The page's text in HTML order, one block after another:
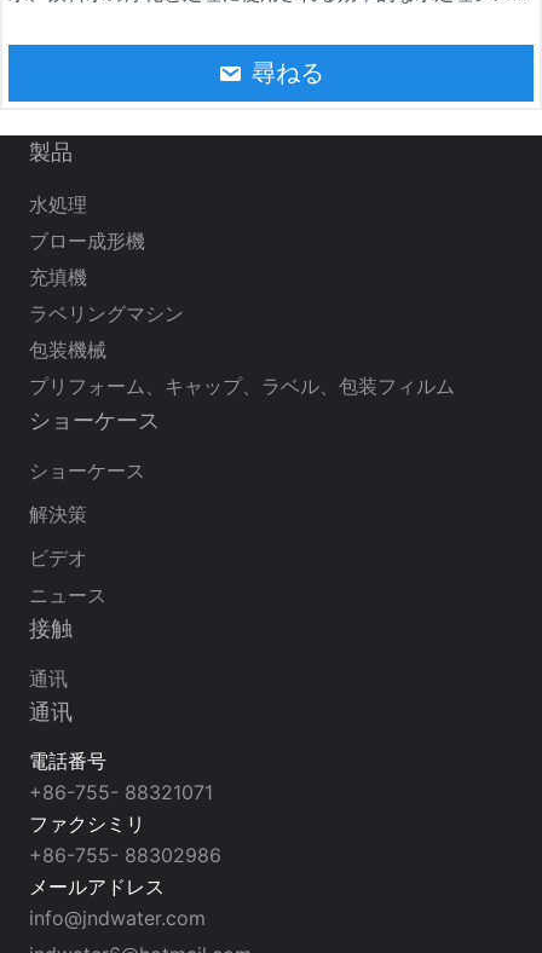
リア、ウイルス、その他の不純物を効果的に除去できる限外
ろ過技術を採用しています
尋ねる
製品
水処理
ブロー成形機
充填機
ラベリングマシン
包装機械
プリフォーム、キャップ、ラベル、包装フィルム
ショーケース
ショーケース
解決策
ビデオ
ニュース
接触
通讯
通讯
電話番号
+86-755- 88321071
ファクシミリ
+86-755- 88302986
メールアドレス
info@jndwater.com